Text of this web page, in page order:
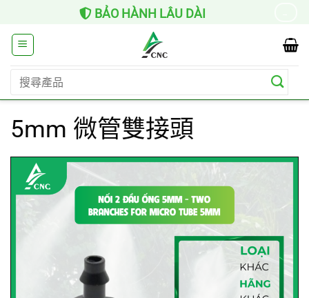
content
BẢO HÀNH LÂU DÀI
鍵
字:
5mm 微管雙接頭